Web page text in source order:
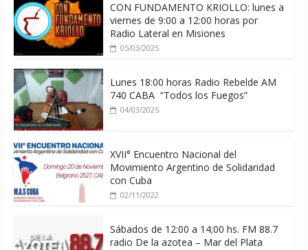
CON FUNDAMENTO KRIOLLO: lunes a
viernes de 9:00 a 12:00 horas por
Radio Lateral en Misiones
05/03/2025
Lunes 18:00 horas Radio Rebelde AM
740 CABA “Todos los Fuegos”
04/03/2025
XVII° Encuentro Nacional del
Movimiento Argentino de Solidaridad
con Cuba
02/11/2022
Sábados de 12:00 a 14;00 hs. FM 88.7
radio De la azotea – Mar del Plata